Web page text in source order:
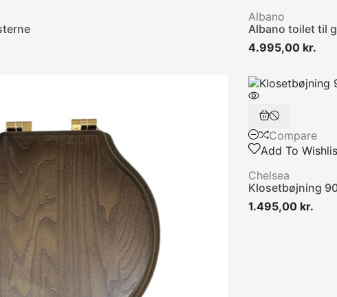
Albano
Albano toilet til
4.995,00 kr.Pris
Compare
Add To
Chelsea
Klosetbøjning
1.495,00 kr.